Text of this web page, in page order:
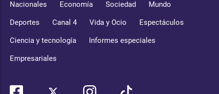
Nacionales Economía Sociedad Mundo
Deportes Canal 4 Vida y Ocio Espectáculos
Ciencia y tecnología Informes especiales
Empresariales